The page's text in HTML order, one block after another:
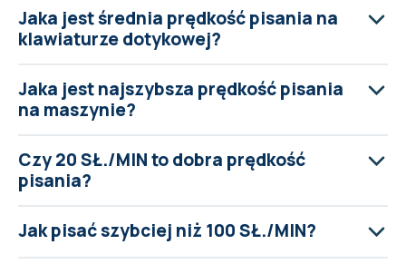
Jaka jest średnia prędkość pisania na
klawiaturze dotykowej?
Jaka jest najszybsza prędkość pisania
na maszynie?
Czy 20 SŁ./MIN to dobra prędkość
pisania?
Jak pisać szybciej niż 100 SŁ./MIN?